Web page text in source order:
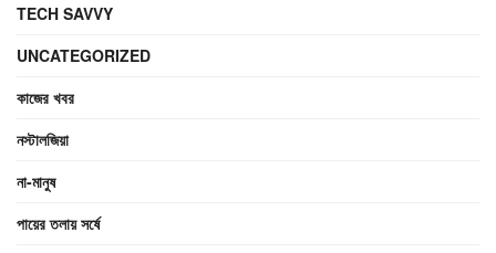
TECH SAVVY
UNCATEGORIZED
কাজের খবর
নস্টালজিয়া
না-মানুষ
পায়ের তলায় সর্ষে